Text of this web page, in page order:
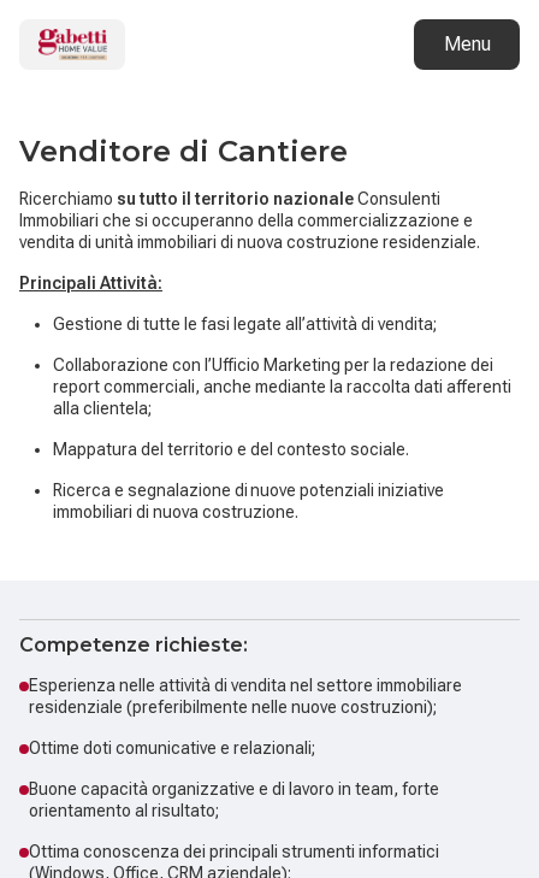
Menu
Venditore di Cantiere
Ricerchiamo su tutto il territorio nazionaleConsulenti
Immobiliari che si occuperanno della commercializzazione e
vendita di unità immobiliari di nuova costruzione residenziale.
Principali Attività:
Gestione di tutte le fasi legate all’attività di vendita;
Collaborazione con l’Ufficio Marketing per la redazione dei
report commerciali, anche mediante la raccolta dati afferenti
alla clientela;
Mappatura del territorio e del contesto sociale.
Ricerca e segnalazione di nuove potenziali iniziative
immobiliari di nuova costruzione.
Competenze richieste:
Esperienza nelle attività di vendita nel settore immobiliare
residenziale (preferibilmente nelle nuove costruzioni);
Ottime doti comunicative e relazionali;
Buone capacità organizzative e di lavoro in team, forte
orientamento al risultato;
Ottima conoscenza dei principali strumenti informatici
(Windows, Office, CRM aziendale);